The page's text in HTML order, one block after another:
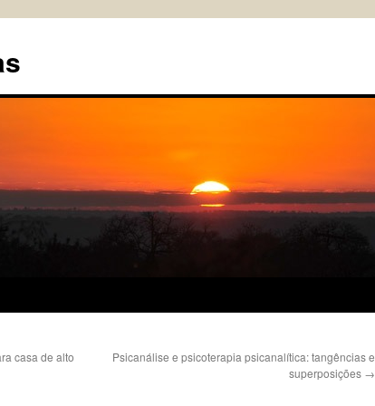
casa de alto
Psicanálise e psicoterapia psicanalítica: tangências e
superposições →